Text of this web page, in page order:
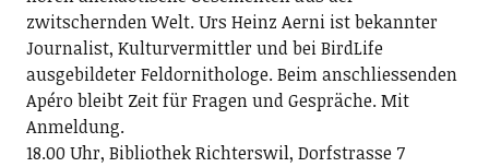
zwitschernden Welt. Urs Heinz Aerni ist bekannter
Journalist, Kulturvermittler und bei BirdLife
ausgebildeter Feldornithologe. Beim anschliessenden
Apéro bleibt Zeit für Fragen und Gespräche. Mit
Anmeldung.
18.00 Uhr, Bibliothek Richterswil, Dorfstrasse 7